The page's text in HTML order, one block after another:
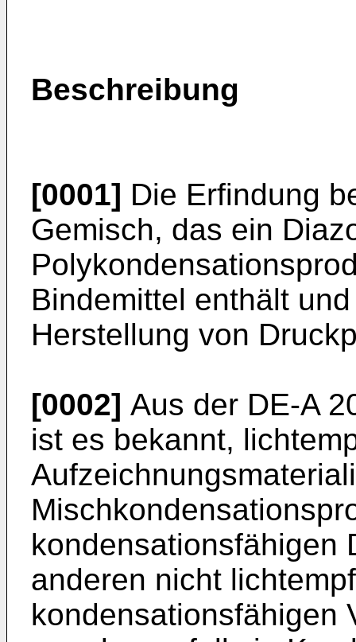
Beschreibung
[0001] Die Erfindung
Gemisch, das ein
Bindemittel enthält
Herstellung von
[0002] Aus der DE-A
ist es be­kannt,
kondensationsfähigen
anderen nicht
kondensationsfähigen